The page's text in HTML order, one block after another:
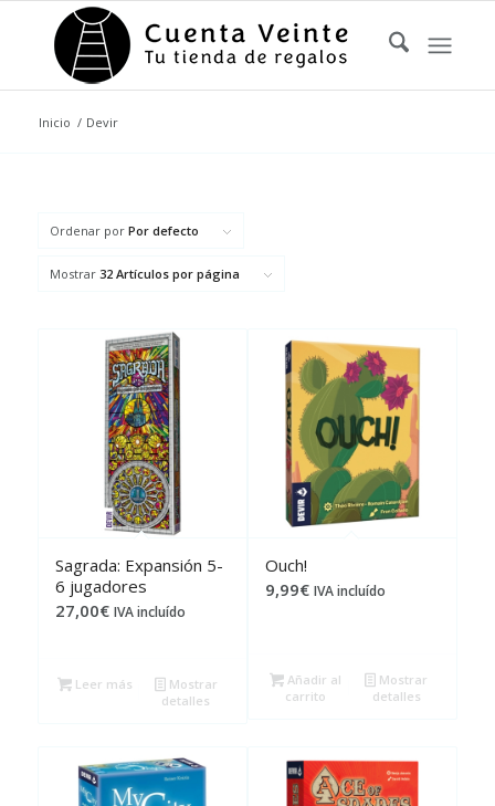
Inicio / Devir
Ordenar por Por defecto
Mostrar 32 Artículos por página
Sagrada: Expansión 5-
6 jugadores
27,00€ IVA incluído
Leer más
Mostrar
detalles
Ouch!
9,99€ IVA incluído
Añadir al
carrito
Mostrar
detalles